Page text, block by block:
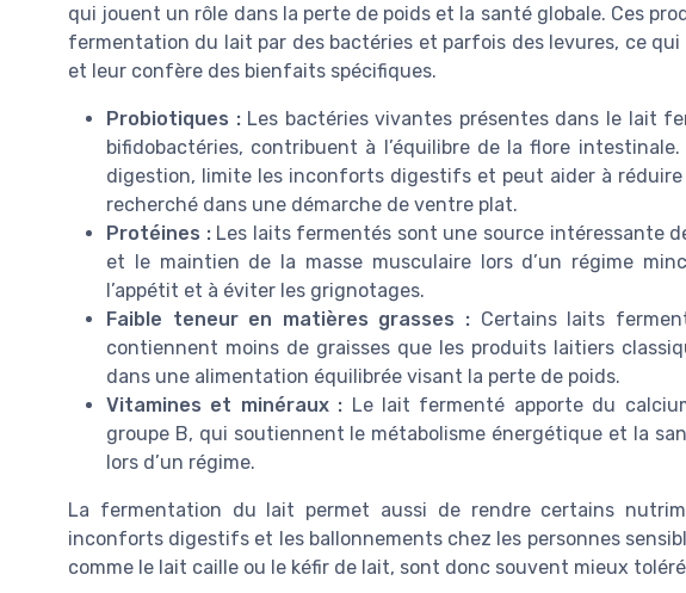
qui jouent un rôle dans la perte de poids et la santé globale. Ces
fermentation du lait par des bactéries et parfois des levures, ce
et leur confère des bienfaits spécifiques.
Probiotiques :Les bactéries vivantes présentes dans le lait
bifidobactéries, contribuent à l’équilibre de la flore
digestion, limite les inconforts digestifs et peut aider à
recherché dans une démarche de ventre plat.
Protéines :Les laits fermentés sont une source intéressante
et le maintien de la masse musculaire lors d’un régime
l’appétit et à éviter les grignotages.
Faible teneur en matières grasses : Certains laits
contiennent moins de graisses que les produits laitiers
dans une alimentation équilibrée visant la perte de poids.
Vitamines et minéraux : Le lait fermenté apporte du
groupe B, qui soutiennent le métabolisme énergétique et la
lors d’un régime.
La fermentation du lait permet aussi de rendre certains
inconforts digestifs et les ballonnements chez les personnes
comme le lait caille ou le kéfir de lait, sont donc souvent mieux